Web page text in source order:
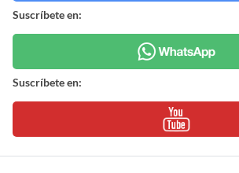
Suscríbete en:
Suscríbete en: